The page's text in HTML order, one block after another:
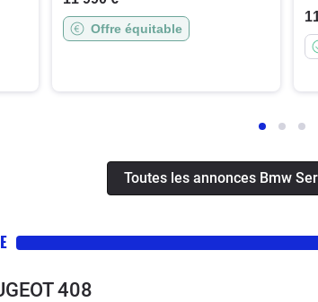
Offre équitable
Toutes les annonces Bmw
408